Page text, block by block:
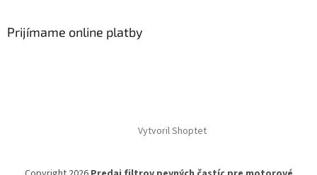
Prijímame online platby
Vytvoril Shoptet